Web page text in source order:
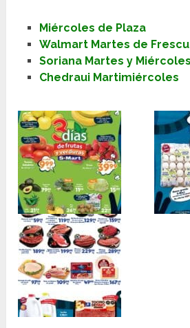
Miércoles de Plaza
Walmart Martes de
Soriana Martes y
Chedraui Martimiércoles